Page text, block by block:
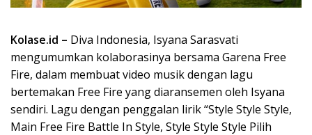
Kolase.id – Diva Indonesia, Isyana Sarasvati
mengumumkan kolaborasinya bersama Garena Free
Fire, dalam membuat video musik dengan lagu
bertemakan Free Fire yang diaransemen oleh Isyana
sendiri. Lagu dengan penggalan lirik “Style Style Style,
Main Free Fire Battle In Style, Style Style Style Pilih